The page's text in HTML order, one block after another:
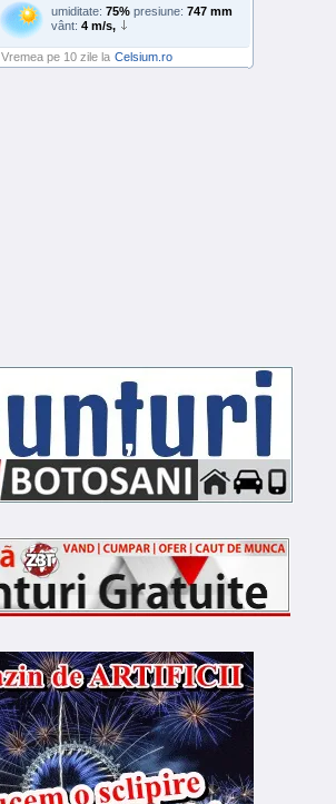
umiditate: 75% presiune: 747 mm
vânt: 4 m/s,
Vremea pe 10 zile la Celsium.ro